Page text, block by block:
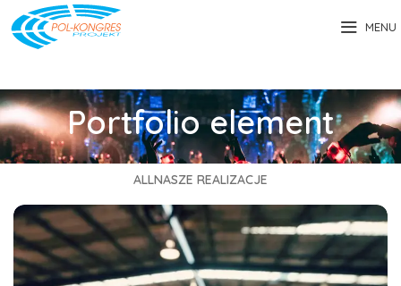
MENU
Portfolio element
ALLNASZE REALIZACJE